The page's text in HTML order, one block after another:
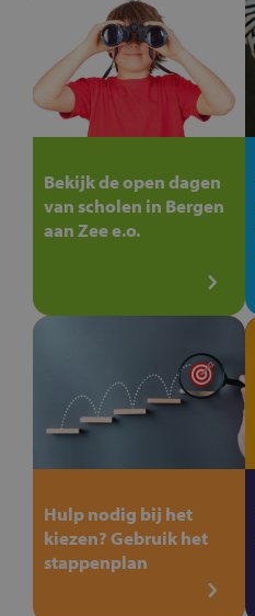
Bekijk de open dagen
van scholen in Bergen
aan Zee e.o.
Hulp nodig bij het
kiezen? Gebruik het
stappenplan